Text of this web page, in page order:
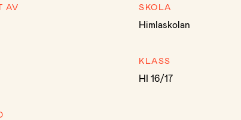
AV SKOLA
Himlaskolan
KLASS
HI 16/17